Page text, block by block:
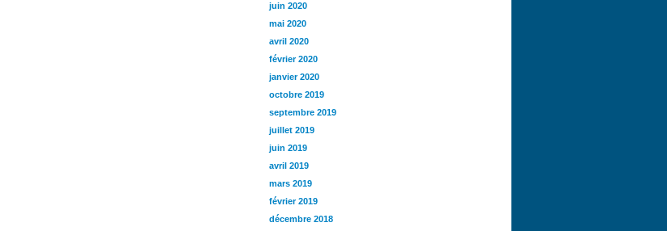
juin 2020
mai 2020
avril 2020
février 2020
janvier 2020
octobre 2019
septembre 2019
juillet 2019
juin 2019
avril 2019
mars 2019
février 2019
décembre 2018